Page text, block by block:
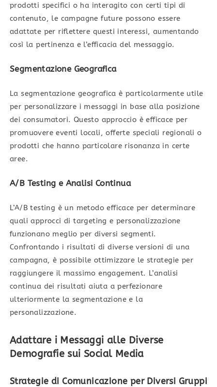
prodotti specifici o ha interagito con certi tipi di
contenuto, le campagne future possono essere
adattate per riflettere questi interessi, aumentando
così la pertinenza e l’efficacia del messaggio.
Segmentazione Geografica
La segmentazione geografica è particolarmente utile
per personalizzare i messaggi in base alla posizione
dei consumatori. Questo approccio è efficace per
promuovere eventi locali, offerte speciali regionali o
prodotti che hanno particolare risonanza in certe
aree.
A/B Testing e Analisi Continua
L’A/B testing è un metodo efficace per determinare
quali approcci di targeting e personalizzazione
funzionano meglio per diversi segmenti.
Confrontando i risultati di diverse versioni di una
campagna, è possibile ottimizzare le strategie per
raggiungere il massimo engagement. L’analisi
continua dei risultati aiuta a perfezionare
ulteriormente la segmentazione e la
personalizzazione.
Adattare i Messaggi alle Diverse
Demografie sui Social Media
Strategie di Comunicazione per Diversi Gruppi